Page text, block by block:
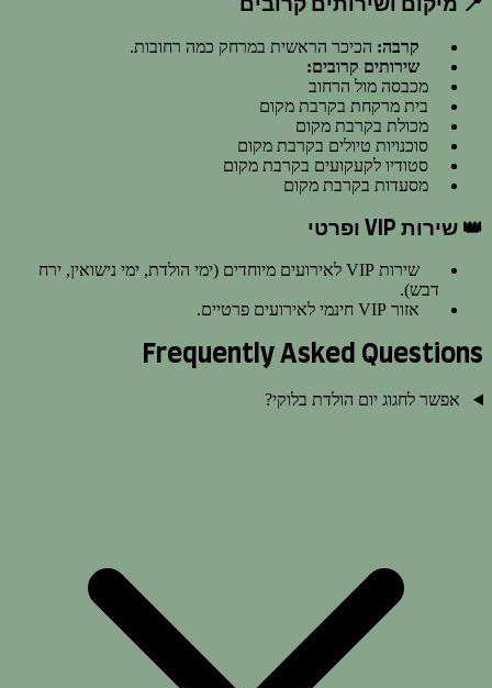
📍 מיקום ושירותים קרובים
קרבה: הכיכר הראשית במרחק כמה רחובות.
שירותים קרובים:
מכבסה מול הרחוב
בית מרקחת בקרבת מקום
מכולת בקרבת מקום
סוכנויות טיולים בקרבת מקום
סטודיו לקעקועים בקרבת מקום
מסעדות בקרבת מקום
👑 שירות VIP ופרטי
שירות VIP לאירועים מיוחדים (ימי הולדת, ימי נישואין, ירח
דבש).
אזור VIP חינמי לאירועים פרטיים.
Frequently Asked Questions
אפשר לחגוג יום הולדת בלוקי?